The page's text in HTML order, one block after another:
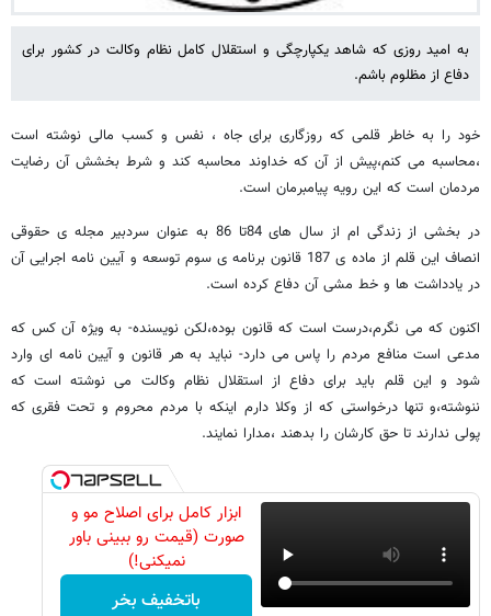
به امید روزی که شاهد یکپارچگی و استقلال کامل نظام وکالت در کشور برای
دفاع از مظلوم باشم.
خود را به خاطر قلمی که روزگاری برای جاه ، نفس و کسب مالی نوشته است
،محاسبه می کنم،پیش از آن که خداوند محاسبه کند و شرط بخشش آن رضایت
مردمان است که این رویه پیامبرمان است.
در بخشی از زندگی ام از سال های 84تا 86 به عنوان سردبیر مجله ی حقوقی
انصاف این قلم از ماده ی 187 قانون برنامه ی سوم توسعه و آیین نامه اجرایی آن
در یادداشت ها و خط مشی آن دفاع کرده است.
اکنون که می نگرم،درست است که قانون بوده،لکن نویسنده- به ویژه آن کس که
مدعی است منافع مردم را پاس می دارد- نباید به هر قانون و آیین نامه ای وارد
شود و این قلم باید برای دفاع از استقلال نظام وکالت می نوشته است که
ننوشته،و تنها درخواستی که از وکلا دارم اینکه با مردم محروم و تحت فقری که
پولی ندارند تا حق کارشان را بدهند ،مدارا نمایند.
ابزار کامل برای اصلاح مو و
صورت (قیمت رو ببینی باور
نمیکنی!)
باتخفیف بخر